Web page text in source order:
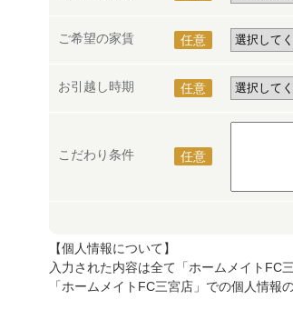
ご希望の家賃 任意
お引越し時期 任意
こだわり条件 任意
【個人情報について】
入力された内容は全て「ホームメイトFC
「ホームメイトFC三宮店」での個人情報